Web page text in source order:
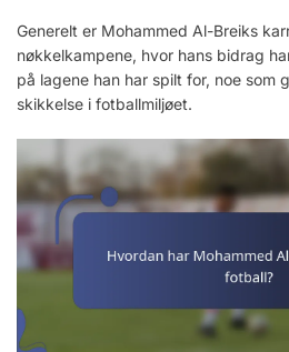
Generelt er Mohammed Al-Breiks
nøkkelkampene, hvor hans bidrag
på lagene han har spilt for, noe som
skikkelse i fotballmiljøet.